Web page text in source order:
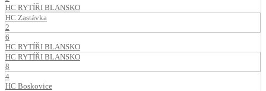
HC RYTÍŘI BLANSKO
HC Zastávka
2
6
HC RYTÍŘI BLANSKO
HC RYTÍŘI BLANSKO
8
4
HC Boskovice